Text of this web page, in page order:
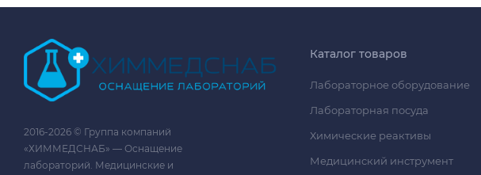
2016-2026 © Группа компаний
«ХИММЕДСНАБ» — Оснащение
лабораторий. Медицинские и
Каталог товаров
Лабораторное оборудование
Лабораторная посуда
Химические реактивы
Медицинский инструмент